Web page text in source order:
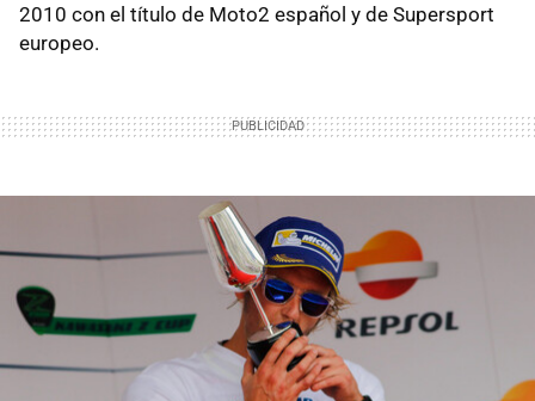
2010 con el título de Moto2 español y de Supersport
europeo.